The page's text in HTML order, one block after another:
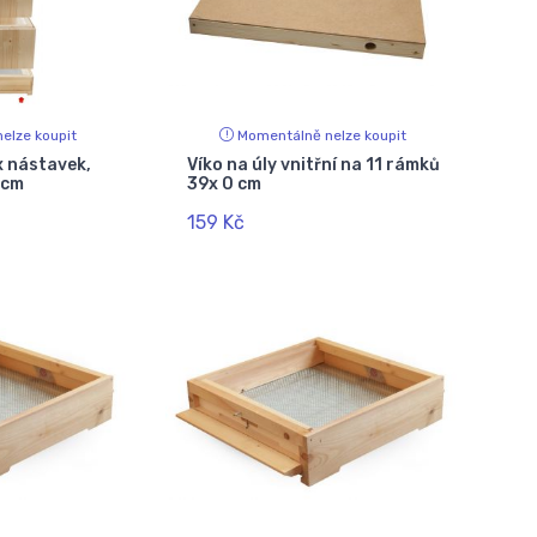
koupit
nástavek,
Momentálně nelze koupit
Víko na úly vnitřní na 11 rámků
39x 0 cm
159 Kč